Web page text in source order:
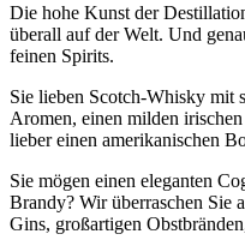
Die hohe Kunst der
überall auf der Welt. Und
feinen Spirits.
Sie lieben Scotch-Whisky mit
Aromen, einen milden
lieber einen amerikanischen
Sie mögen einen eleganten
Brandy? Wir überraschen Sie
Gins, großartigen